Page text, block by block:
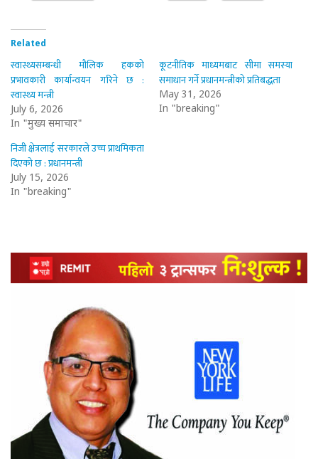
Related
स्वास्थ्यसम्बन्धी मौलिक हकको
प्रभावकारी कार्यान्वयन गरिने छ :
स्वास्थ्य मन्त्री
July 6, 2026
In "मुख्य समाचार"
कूटनीतिक माध्यमबाट सीमा समस्या
समाधान गर्ने प्रधानमन्त्रीको प्रतिबद्धता
May 31, 2026
In "breaking"
निजी क्षेत्रलाई सरकारले उच्च प्राथमिकता
दिएको छ : प्रधानमन्त्री
July 15, 2026
In "breaking"